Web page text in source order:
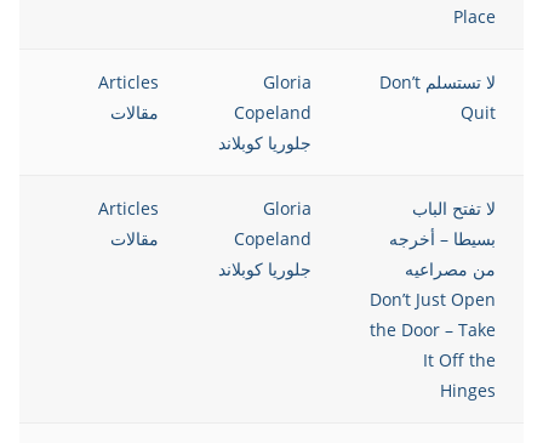
Place
لا تستسلم Don’t
Quit
Gloria
Copeland
جلوريا كوبلاند
Articles
مقالات
لا تفتح الباب
بسيطا – أخرجه
من مصراعيه
Don’t Just Open
the Door – Take
It Off the
Hinges
Gloria
Copeland
جلوريا كوبلاند
Articles
مقالات